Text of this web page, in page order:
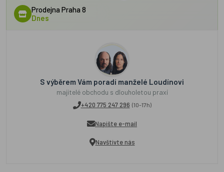
Prodejna Praha 8
Dnes
S výběrem Vám poradí manželé Loudínovi
majitelé obchodu s dlouholetou praxí
+420 775 247 296 (10-17h)
Napište e-mail
Navštivte nás